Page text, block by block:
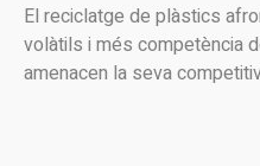
El reciclatge de plàstics
volàtils i més competència
amenacen la seva